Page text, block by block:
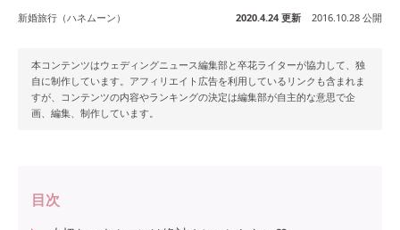
新婚旅行（ハネムーン） 2020.4.24 更新 2016.10.28 公開
本コンテンツはウェディングニュース編集部と卒花ライターが協力して、独
自に制作しています。アフィリエイト広告を利用しているリンクも含まれま
すが、コンテンツの内容やランキングの決定は編集部が自主的な意思で企
画、編集、制作しています。
目次